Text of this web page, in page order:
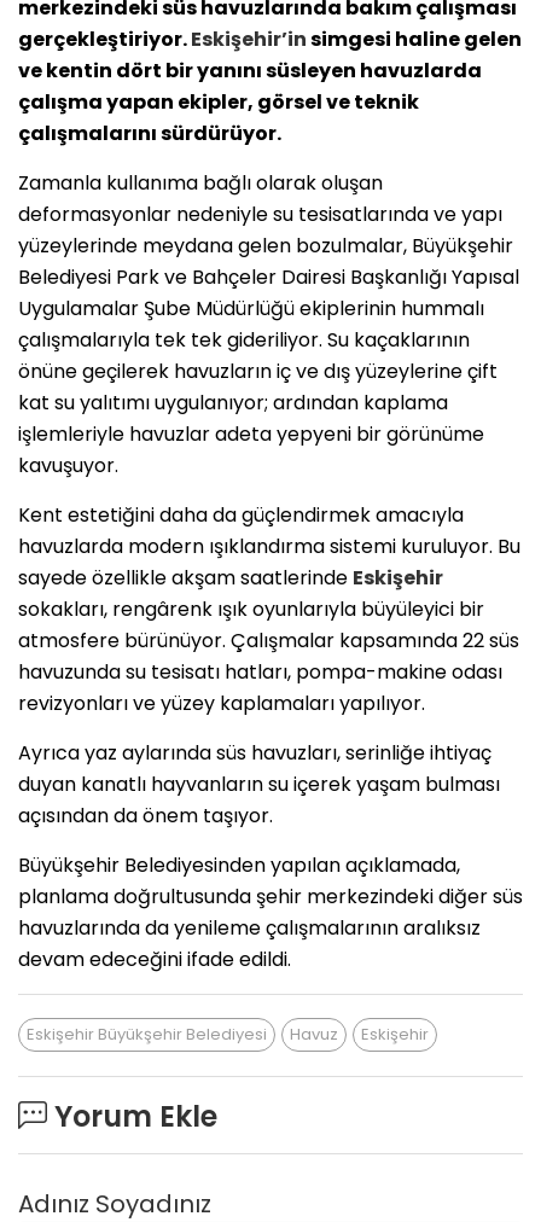
merkezindeki süs havuzlarında bakım çalışması
gerçekleştiriyor.Eskişehir’insimgesi haline gelen
ve kentin dört bir yanını süsleyen havuzlarda
çalışma yapan ekipler, görsel ve teknik
çalışmalarını sürdürüyor.
Zamanla kullanıma bağlı olarak oluşan
deformasyonlar nedeniyle su tesisatlarında ve yapı
yüzeylerinde meydana gelen bozulmalar, Büyükşehir
Belediyesi Park ve Bahçeler Dairesi Başkanlığı Yapısal
Uygulamalar Şube Müdürlüğü ekiplerinin hummalı
çalışmalarıyla tek tek gideriliyor. Su kaçaklarının
önüne geçilerek havuzların iç ve dış yüzeylerine çift
kat su yalıtımı uygulanıyor; ardından kaplama
işlemleriyle havuzlar adeta yepyeni bir görünüme
kavuşuyor.
Kent estetiğini daha da güçlendirmek amacıyla
havuzlarda modern ışıklandırma sistemi kuruluyor. Bu
sayede özellikle akşam saatlerinde Eskişehir
sokakları, rengârenk ışık oyunlarıyla büyüleyici bir
atmosfere bürünüyor. Çalışmalar kapsamında 22 süs
havuzunda su tesisatı hatları, pompa-makine odası
revizyonları ve yüzey kaplamaları yapılıyor.
Ayrıca yaz aylarında süs havuzları, serinliğe ihtiyaç
duyan kanatlı hayvanların su içerek yaşam bulması
açısından da önem taşıyor.
Büyükşehir Belediyesinden yapılan açıklamada,
planlama doğrultusunda şehir merkezindeki diğer süs
havuzlarında da yenileme çalışmalarının aralıksız
devam edeceğini ifade edildi.
Eskişehir Büyükşehir Belediyesi Havuz Eskişehir
Yorum Ekle
Adınız Soyadınız